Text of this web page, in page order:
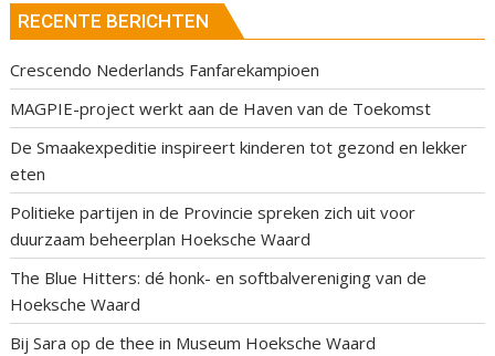
RECENTE BERICHTEN
Crescendo Nederlands Fanfarekampioen
MAGPIE-project werkt aan de Haven van de Toekomst
De Smaakexpeditie inspireert kinderen tot gezond en lekker
eten
Politieke partijen in de Provincie spreken zich uit voor
duurzaam beheerplan Hoeksche Waard
The Blue Hitters: dé honk- en softbalvereniging van de
Hoeksche Waard
Bij Sara op de thee in Museum Hoeksche Waard